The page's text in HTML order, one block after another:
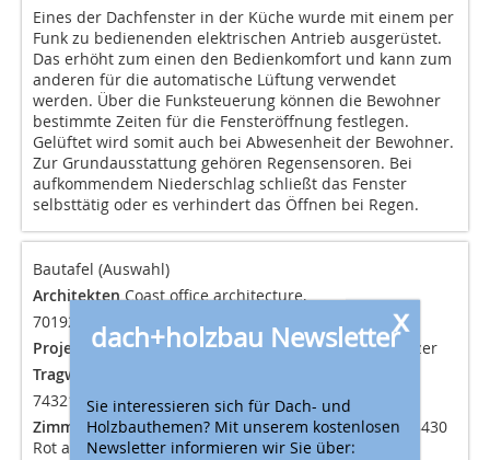
Eines der Dachfenster in der Küche wurde mit einem per
Funk zu bedienenden elektrischen Antrieb ausgerüstet.
Das erhöht zum einen den Bedienkomfort und kann zum
anderen für die automatische Lüftung verwendet
werden. Über die Funksteuerung können die Bewohner
bestimmte Zeiten für die Fensteröffnung festlegen.
Gelüftet wird somit auch bei Abwesenheit der Bewohner.
Zur Grundausstattung gehören Regensensoren. Bei
aufkommendem Niederschlag schließt das Fenster
selbsttätig oder es verhindert das Öffnen bei Regen.
Bautafel (Auswahl)
ArchitektenCoast office architecture,
70192 Stuttgart
Projektleitung/MitarbeitDipl.-Ing. Arch. Kathrin Sälzer
Tragwerksplaner
74321 Bietigheim-Bissingen
ZimmererarbeitenJaKo Baudenkmalpflege GmbH, 88430
Rot an der Rot
x
dach+holzbau Newsletter
Sie interessieren sich für Dach- und
Holzbauthemen? Mit unserem kostenlosen
Newsletter informieren wir Sie über: